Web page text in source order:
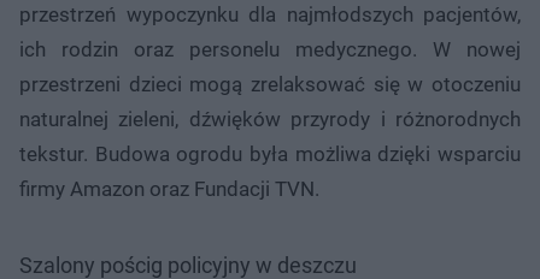
przestrzeń wypoczynku dla najmłodszych pacjentów,
ich rodzin oraz personelu medycznego. W nowej
przestrzeni dzieci mogą zrelaksować się w otoczeniu
naturalnej zieleni, dźwięków przyrody i różnorodnych
tekstur. Budowa ogrodu była możliwa dzięki wsparciu
firmy Amazon oraz Fundacji TVN.
Szalony pościg policyjny w deszczu